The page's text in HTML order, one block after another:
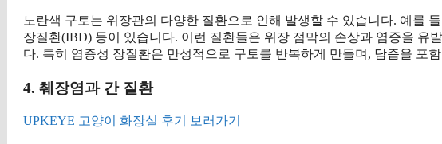
노란색 구토는 위장관의 다양한 질환으로 인해 발생할 수 있습니다. 예를
장질환(IBD) 등이 있습니다. 이런 질환들은 위장 점막의 손상과 염증을 유
다. 특히 염증성 장질환은 만성적으로 구토를 반복하게 만들며, 담즙을 포
4. 췌장염과 간 질환
UPKEYE 고양이 화장실 후기 보러가기